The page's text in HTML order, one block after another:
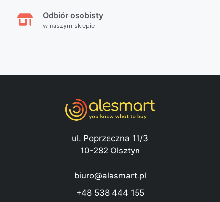
Odbiór osobisty
w naszym sklepie
ul. Poprzeczna 11/3
10-282 Olsztyn
biuro@alesmart.pl
+48 538 444 155